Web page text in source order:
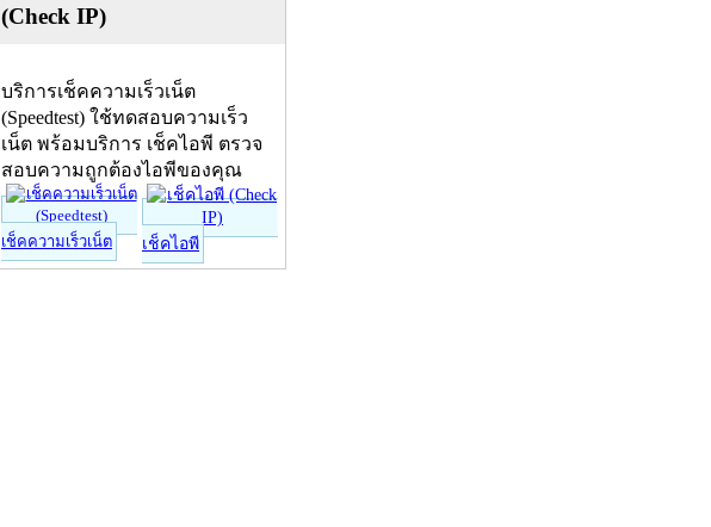
(Check IP)
บริการเช็คความเร็วเน็ต
(Speedtest) ใช้ทดสอบความเร็ว
เน็ต พร้อมบริการ เช็คไอพี ตรวจ
สอบความถูกต้องไอพีของคุณ
เช็คความเร็วเน็ต เช็คไอพี